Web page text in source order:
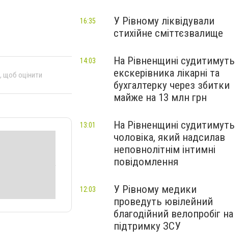
, щоб оцінити
У Рівному ліквідували
стихійне сміттєзвалище
16:35
На Рівненщині судитимуть
екскерівника лікарні та
бухгалтерку через збитки
майже на 13 млн грн
14:03
На Рівненщині судитимуть
чоловіка, який надсилав
неповнолітнім інтимні
повідомлення
13:01
У Рівному медики
проведуть ювілейний
благодійний велопробіг на
підтримку ЗСУ
12:03